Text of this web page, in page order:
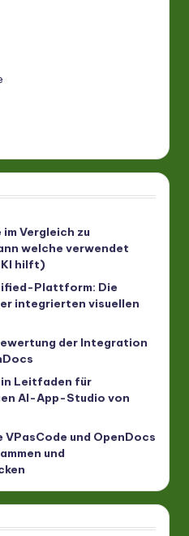
Vergleich zu
welche verwendet
hilft)
Plattform: Die
integrierten visuellen
der Integration
Leitfaden für
AI-App-Studio von
VPasCode und OpenDocs
und